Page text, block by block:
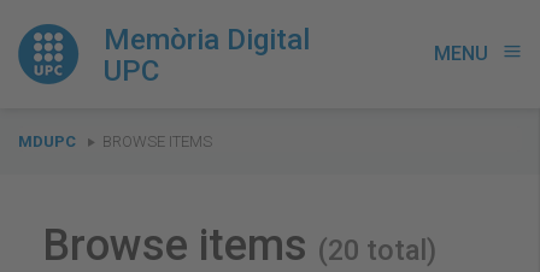
Memòria Digital
UPC
MENU menu
You
MDUPC BROWSE ITEMS
Browse items (20 total)